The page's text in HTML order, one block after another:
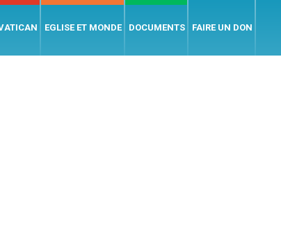
EGLISE ET MONDE DOCUMENTS FAIRE UN DON